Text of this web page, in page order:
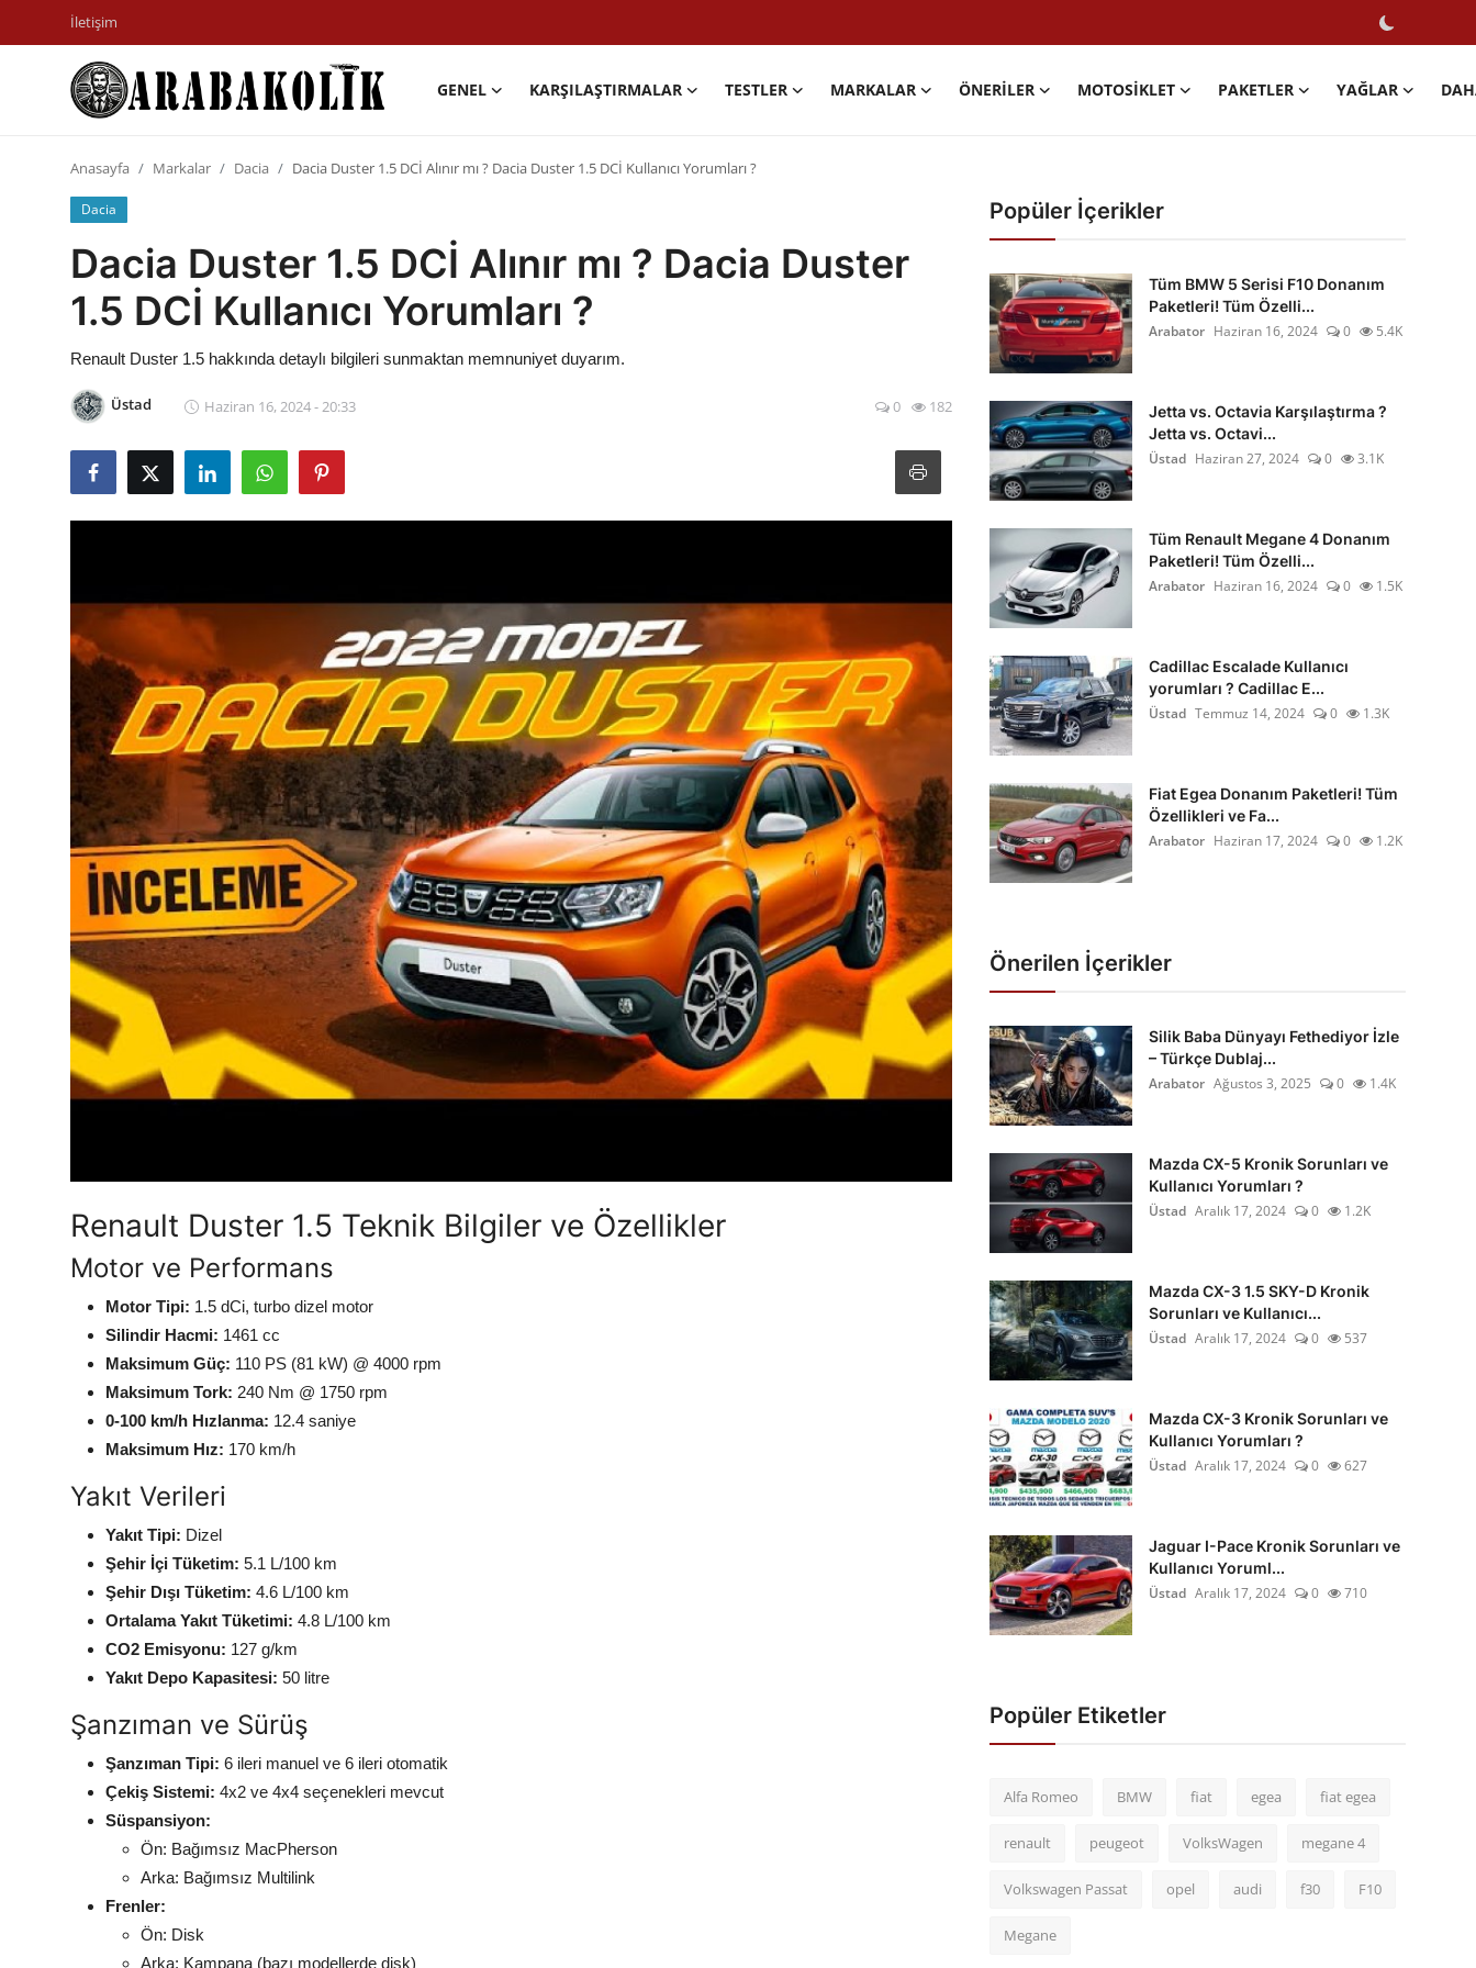
İletişim
GENEL KARŞILAŞTIRMALAR TESTLER MARKALAR ÖNERILER MOTOSIKLET PAKETLER YAĞLAR
Motosiklet
Anasayfa Markalar Dacia Dacia Duster 1.5 DCİ Alınır mı ? Dacia Duster 1.5 DCİ Kullanıcı Yorumları ?
Dacia
Dacia Duster 1.5 DCİ Alınır mı ? Dacia Duster
1.5 DCİ Kullanıcı Yorumları ?
Renault Duster 1.5 hakkında detaylı bilgileri sunmaktan memnuniyet duyarım.
Üstad Haziran 16, 2024 - 20:33 0 182
Renault Duster 1.5 Teknik Bilgiler ve Özellikler
Motor ve Performans
Motor Tipi: 1.5 dCi, turbo dizel motor
Silindir Hacmi: 1461 cc
Maksimum Güç: 110 PS (81 kW) @ 4000 rpm
Maksimum Tork: 240 Nm @ 1750 rpm
0-100 km/h Hızlanma: 12.4 saniye
Maksimum Hız: 170 km/h
Yakıt Verileri
Yakıt Tipi: Dizel
Şehir İçi Tüketim: 5.1 L/100 km
Şehir Dışı Tüketim: 4.6 L/100 km
Ortalama Yakıt Tüketimi: 4.8 L/100 km
CO2 Emisyonu: 127 g/km
Yakıt Depo Kapasitesi: 50 litre
Şanzıman ve Sürüş
Şanzıman Tipi: 6 ileri manuel ve 6 ileri otomatik
Çekiş Sistemi: 4x2 ve 4x4 seçenekleri mevcut
Süspansiyon:
Ön: Bağımsız MacPherson
Arka: Bağımsız Multilink
Frenler:
Ön: Disk
Arka: Kampana (bazı modellerde disk)
Popüler İçerikler
Tüm BMW 5 Serisi F10 Donanım
Paketleri! Tüm Özelli...
Arabator Haziran 16, 2024 0 5.4K
Jetta vs. Octavia Karşılaştırma ?
Jetta vs. Octavi...
Üstad Haziran 27, 2024 0 3.1K
Tüm Renault Megane 4 Donanım
Paketleri! Tüm Özelli...
Arabator Haziran 16, 2024 0 1.5K
Cadillac Escalade Kullanıcı
yorumları ? Cadillac E...
Üstad Temmuz 14, 2024 0 1.3K
Fiat Egea Donanım Paketleri! Tüm
Özellikleri ve Fa...
Arabator Haziran 17, 2024 0 1.2K
Önerilen İçerikler
Silik Baba Dünyayı Fethediyor İzle
– Türkçe Dublaj...
Arabator Ağustos 3, 2025 0 1.4K
Mazda CX-5 Kronik Sorunları ve
Kullanıcı Yorumları ?
Üstad Aralık 17, 2024 0 1.2K
Mazda CX-3 1.5 SKY-D Kronik
Sorunları ve Kullanıcı...
Üstad Aralık 17, 2024 0 537
Mazda CX-3 Kronik Sorunları ve
Kullanıcı Yorumları ?
Üstad Aralık 17, 2024 0 627
Jaguar I-Pace Kronik Sorunları ve
Kullanıcı Yoruml...
Üstad Aralık 17, 2024 0 710
Popüler Etiketler
Alfa Romeo BMW fiat egea fiat egea
renault peugeot VolksWagen megane 4
Volkswagen Passat opel audi f30 F10
Megane